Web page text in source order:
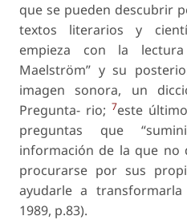
que se pueden descubrir
textos literarios y
empieza con la
Maelström” y su
imagen sonora, un
Pregunta- rio; 7este
preguntas que
información de la que no
procurarse por sus
ayudarle a
1989, p.83).